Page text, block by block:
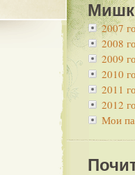
2007
2008
2009
2010
2011
2012
Мои